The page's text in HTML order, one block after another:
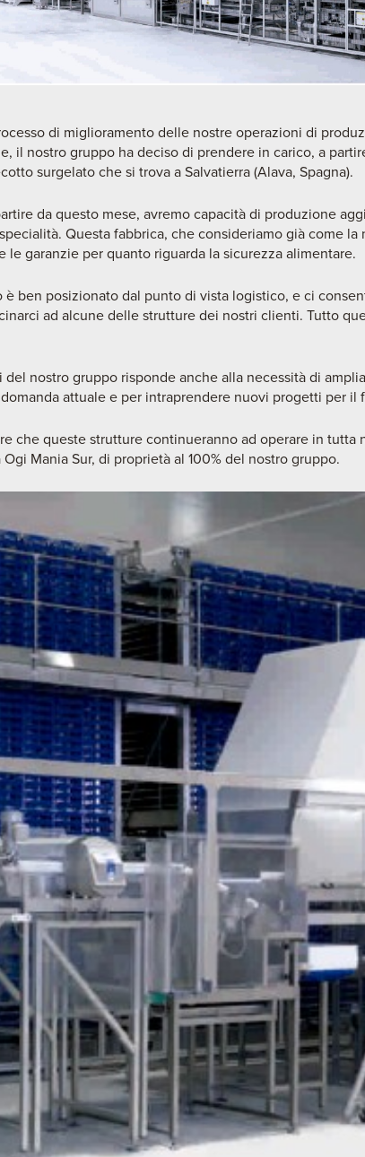
di miglioramento delle nostre operazioni di
il nostro gruppo ha deciso di prendere in carico, a
surgelato che si trova a Salvatierra (Alava, Spagna).
da questo mese, avremo capacità di produzione
Questa fabbrica, che consideriamo già come
le garanzie per quanto riguarda la sicurezza alimentare.
ben posizionato dal punto di vista logistico, e ci
ad alcune delle strutture dei nostri clienti. Tutto
del nostro gruppo risponde anche alla necessità di
attuale e per intraprendere nuovi progetti per il
che queste strutture continueranno ad operare in
Mania Sur, di proprietà al 100% del nostro gruppo.